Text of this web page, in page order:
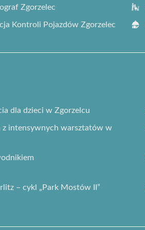
Zgorzelec
Kontroli Pojazdów Zgorzelec
dla dzieci w Zgorzelcu
intensywnych warsztatów w
– cykl „Park Mostów II”